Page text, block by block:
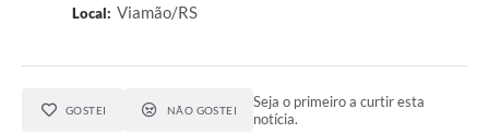
Local: Viamão/RS
GOSTEI NÃO GOSTEI
Seja o primeiro a curtir esta
notícia.